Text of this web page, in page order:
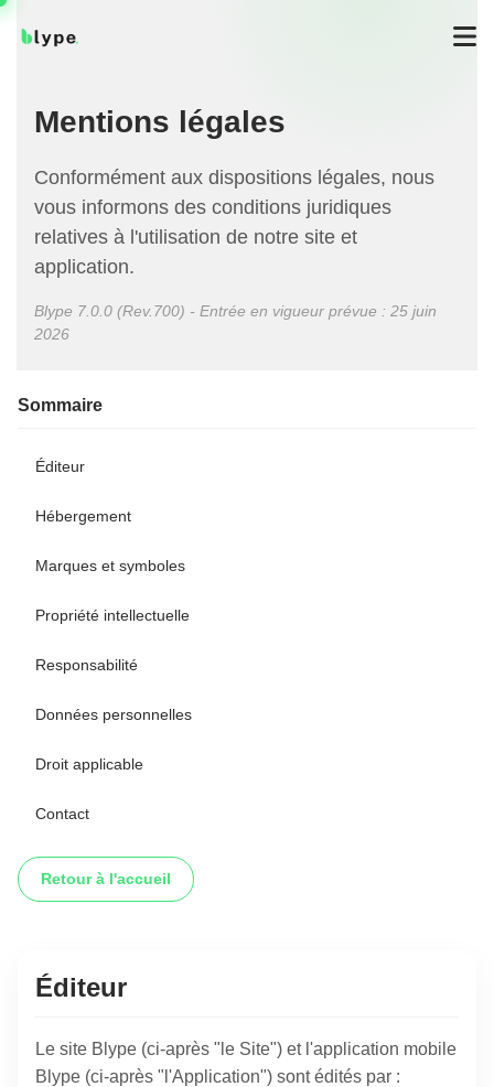
Mentions légales
Conformément aux dispositions légales, nous
vous informons des conditions juridiques
relatives à l'utilisation de notre site et
application.
Blype 7.0.0 (Rev.700) - Entrée en vigueur prévue : 25 juin
2026
Sommaire
Éditeur
Hébergement
Marques et symboles
Propriété intellectuelle
Responsabilité
Données personnelles
Droit applicable
Contact
Retour à l'accueil
Éditeur
Le site Blype (ci-après "le Site") et l'application mobile
Blype (ci-après "l'Application") sont édités par :